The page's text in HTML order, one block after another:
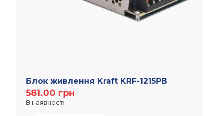
Блок живлення Kraft KRF-1215PB
581.00 грн
В наявності